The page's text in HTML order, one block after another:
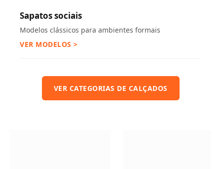
Sapatos sociais
Modelos clássicos para ambientes formais
VER MODELOS >
VER CATEGORIAS DE CALÇADOS